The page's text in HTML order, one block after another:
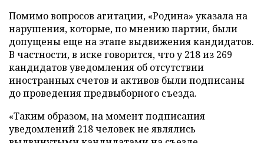
Помимо вопросов агитации, «Родина» указала на
нарушения, которые, по мнению партии, были
допущены еще на этапе выдвижения кандидатов.
В частности, в иске говорится, что у 218 из 269
кандидатов уведомления об отсутствии
иностранных счетов и активов были подписаны
до проведения предвыборного съезда.
«Таким образом, на момент подписания
уведомлений 218 человек не являлись